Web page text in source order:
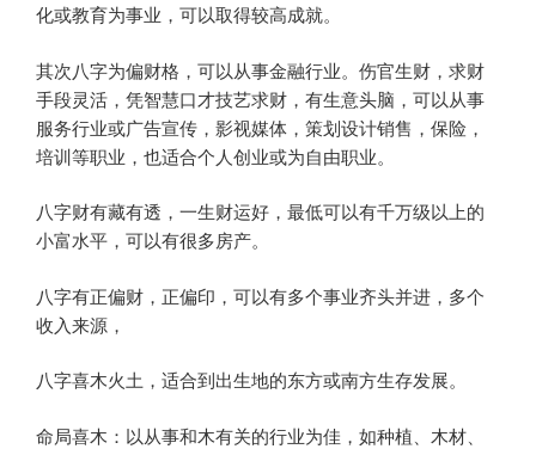
化或教育为事业，可以取得较高成就。
其次八字为偏财格，可以从事金融行业。伤官生财，求财
手段灵活，凭智慧口才技艺求财，有生意头脑，可以从事
服务行业或广告宣传，影视媒体，策划设计销售，保险，
培训等职业，也适合个人创业或为自由职业。
八字财有藏有透，一生财运好，最低可以有千万级以上的
小富水平，可以有很多房产。
八字有正偏财，正偏印，可以有多个事业齐头并进，多个
收入来源，
八字喜木火土，适合到出生地的东方或南方生存发展。
命局喜木：以从事和木有关的行业为佳，如种植、木材、